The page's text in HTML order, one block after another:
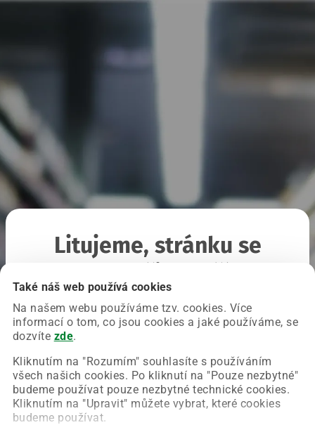
Také náš web používá cookies
Na našem webu používáme tzv. cookies. Více
informací o tom, co jsou cookies a jaké používáme, se
dozvíte zde.
Kliknutím na "Rozumím" souhlasíte s používáním
všech našich cookies. Po kliknutí na "Pouze nezbytné"
budeme používat pouze nezbytné technické cookies.
Kliknutím na "Upravit" můžete vybrat, které cookies
budeme používat.
Litujeme, stránku se
Chyba nastala na naší straně a už ji opravujeme.
Zkuste prosím znovu načíst požadovanou stránku.
Obnovit stránku Úvodní strana